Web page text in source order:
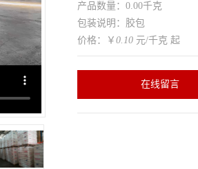
产品数量：0.00千克
包装说明：胶包
价格：￥ 0.10 元/千克 起
在线留言